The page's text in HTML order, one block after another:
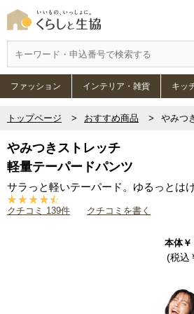
ファッション インテリア・雑貨 キッ
トップページ おすすめ商品 やみつ
やみつきストレッチ
軽量テーパードパンツ
サラっと軽いテーパード。ゆるっとは
クチコミ 139件 クチコミを書く
本体￥
(税込